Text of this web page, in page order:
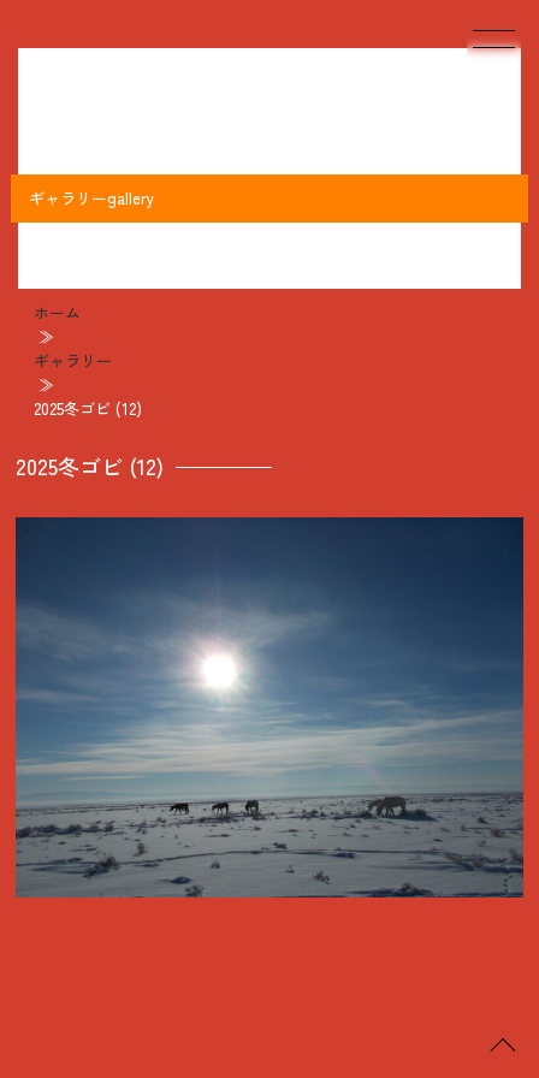
ギャラリーgallery
ホーム
≫
ギャラリー
≫
2025冬ゴビ (12)
2025冬ゴビ (12)